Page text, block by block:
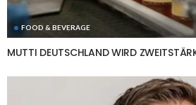
FOOD & BEVERAGE
MUTTI DEUTSCHLAND WIRD